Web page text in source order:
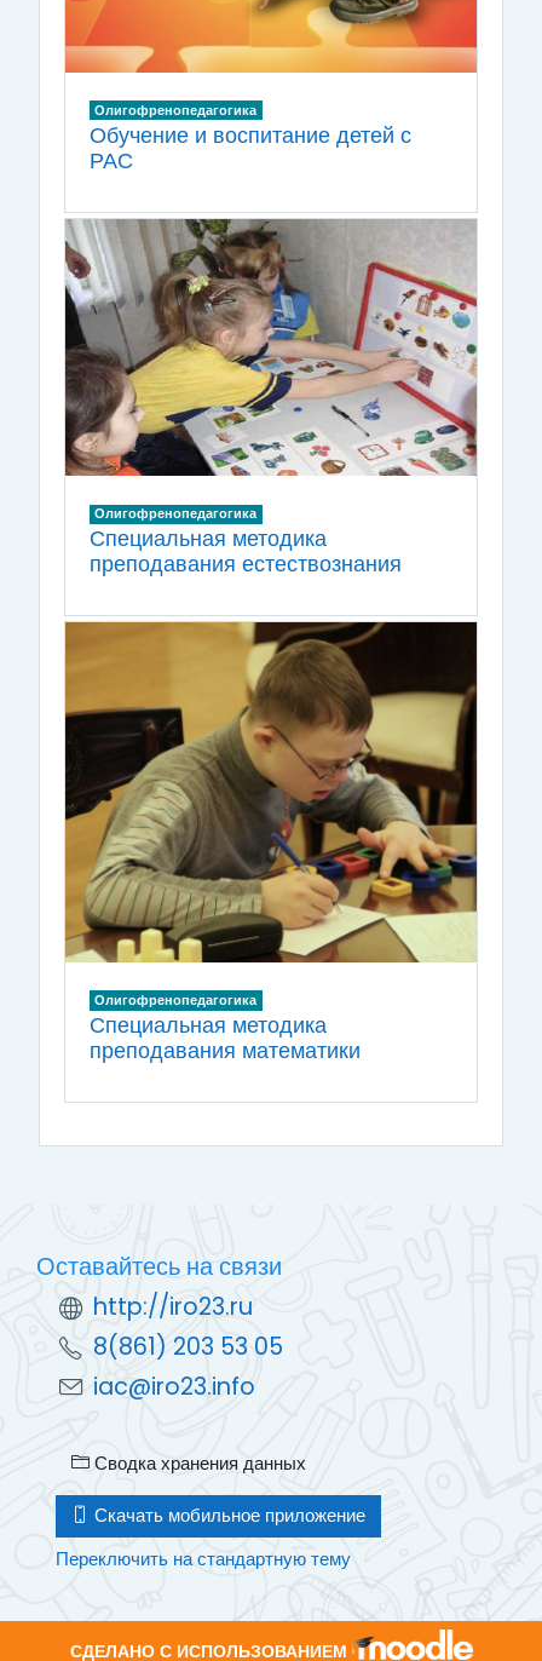
Олигофренопедагогика
Обучение и воспитание детей с
РАС
Олигофренопедагогика
Специальная методика
преподавания естествознания
Олигофренопедагогика
Специальная методика
преподавания математики
Оставайтесь на связи
http://iro23.ru
8(861) 203 53 05
iac@iro23.info
Сводка хранения данных
Скачать мобильное приложение
Переключить на стандартную тему
СДЕЛАНО С ИСПОЛЬЗОВАНИЕМ